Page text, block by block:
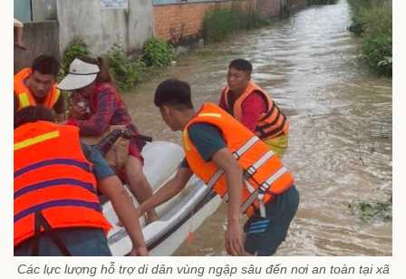
Các lực lượng hỗ trợ di dân vùng ngập sâu đến nơi an toàn tại xã